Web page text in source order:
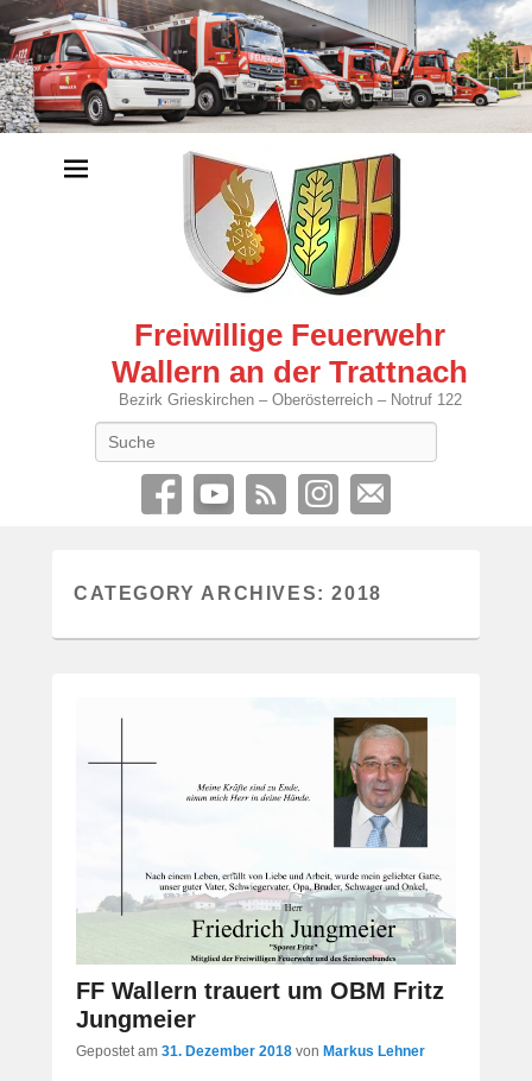
Freiwillige Feuerwehr
Wallern an der Trattnach
Bezirk Grieskirchen – Oberösterreich – Notruf 122
CATEGORY ARCHIVES:2018
FF Wallern trauert um OBM Fritz
Jungmeier
Gepostet am 31. Dezember 2018 von Markus Lehner